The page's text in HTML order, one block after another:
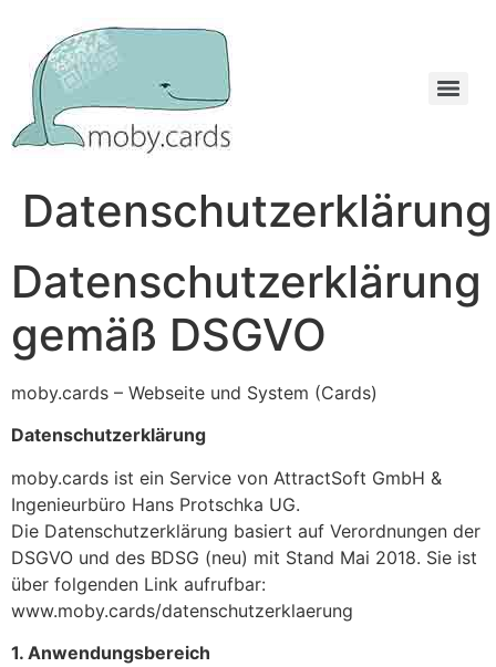
Datenschutzerklärung
Datenschutzerklärung
gemäß DSGVO
moby.cards – Webseite und System (Cards)
Datenschutzerklärung
moby.cards ist ein Service von AttractSoft GmbH &
Ingenieurbüro Hans Protschka UG.
Die Datenschutzerklärung basiert auf Verordnungen der
DSGVO und des BDSG (neu) mit Stand Mai 2018. Sie ist
über folgenden Link aufrufbar:
www.moby.cards/datenschutzerklaerung
1. Anwendungsbereich